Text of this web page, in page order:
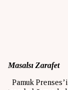
Masalsı Zarafet
Pamuk